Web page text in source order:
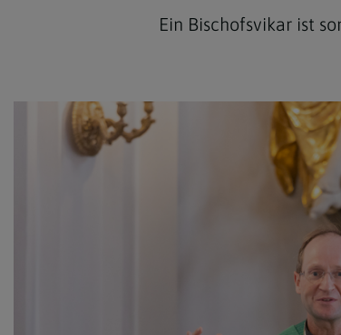
Ein Bischofsvikar ist